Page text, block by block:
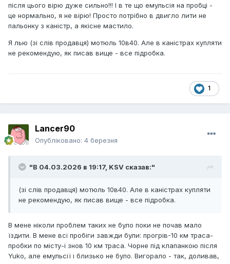
після цього вірю дуже сильно!!! І в те що емульсія на пробці -
це нормально, я не вірю! Просто потрібно в двигло лити не
пальонку з каністр, а якісне мастило.
Я лью (зі слів продавця) мотюль 10в40. Але в каністрах купляти
не рекомендую, як писав вище - все підробка.
1
Lancer90
Опубліковано: 4 березня
"В 04.03.2026 в 19:17, KSV сказав:"
(зі слів продавця) мотюль 10в40. Але в каністрах купляти
не рекомендую, як писав вище - все підробка.
В мене ніколи проблем таких не було поки не почав мало
їздити. В мене всі пробіги завжди були: прогрів-10 км траса-
пробки по місту-і знов 10 км траса. Чорне під клапанкою після
Yuko, але емульсії і близько не було. Вигорало - так, доливав,